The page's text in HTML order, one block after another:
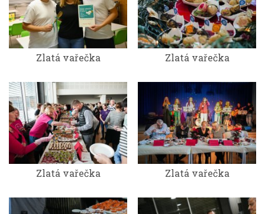
Zlatá vařečka Zlatá vařečka
Zlatá vařečka Zlatá vařečka